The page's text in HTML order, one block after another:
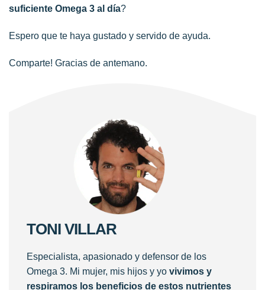
suficiente Omega 3 al día?
Espero que te haya gustado y servido de ayuda.
Comparte! Gracias de antemano.
TONI VILLAR
Especialista, apasionado y defensor de los
Omega 3. Mi mujer, mis hijos y yo vivimos y
respiramos los beneficios de estos nutrientes